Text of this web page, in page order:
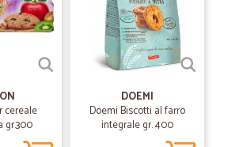
cereale
gr.300
DOEMI
Doemi Biscotti al farro
integrale gr. 400